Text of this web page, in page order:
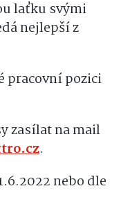
laťku svými
nejlepší z
pracovní pozici
zasílat na mail
.
nebo dle